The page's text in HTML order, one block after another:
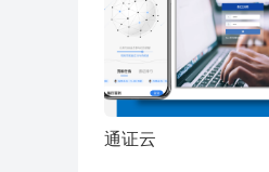
通证云